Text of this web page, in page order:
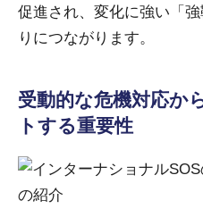
促進され、変化に強い「
りにつながります。
受動的な危機対応か
トする重要性